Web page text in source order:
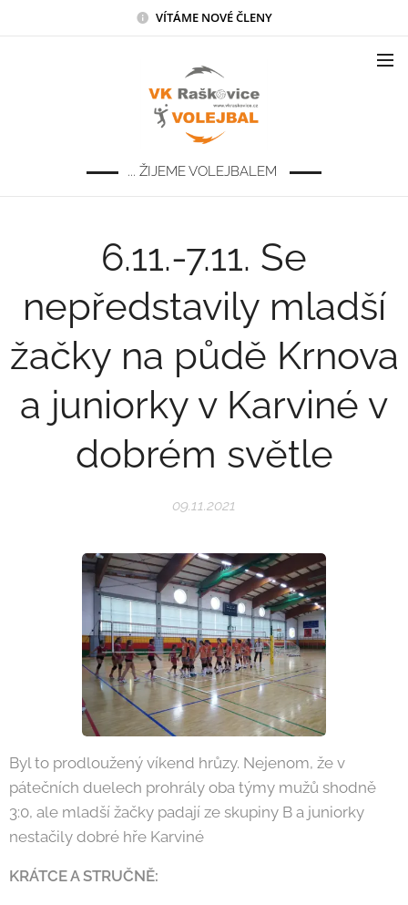
VÍTÁME NOVÉ ČLENY
... ŽIJEME VOLEJBALEM
6.11.-7.11. Se
nepředstavily mladší
žačky na půdě Krnova
a juniorky v Karviné v
dobrém světle
09.11.2021
Byl to prodloužený víkend hrůzy. Nejenom, že v
pátečních duelech prohrály oba týmy mužů shodně
3:0, ale mladší žačky padají ze skupiny B a juniorky
nestačily dobré hře Karviné
KRÁTCE A STRUČNĚ: